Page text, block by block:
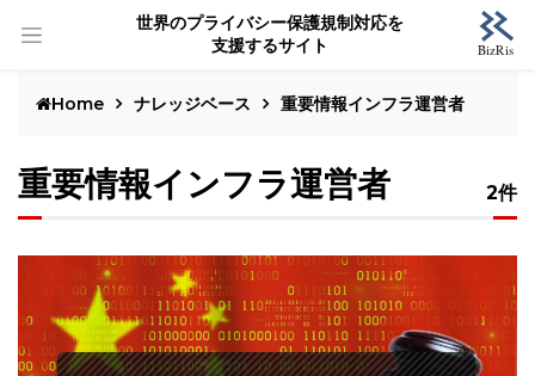
世界のプライバシー保護規制対応を
支援するサイト
Home ナレッジベース 重要情報インフラ運営者
重要情報インフラ運営者 2件